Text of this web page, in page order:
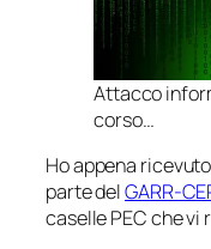
Attacco
corso…
Ho appena
parte delGARR-
caselle PEC che vi